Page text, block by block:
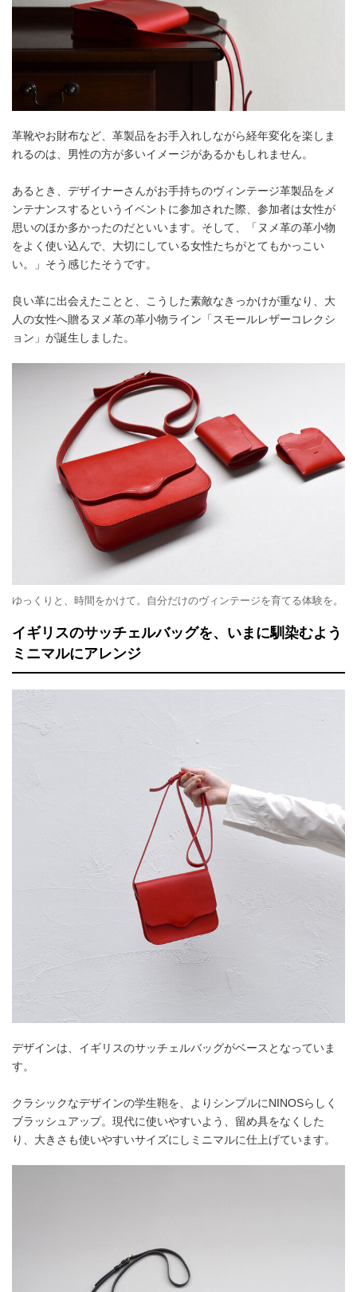
革靴やお財布など、革製品をお手入れしながら経年変化を楽しま
れるのは、男性の方が多いイメージがあるかもしれません。
あるとき、デザイナーさんがお手持ちのヴィンテージ革製品をメ
ンテナンスするというイベントに参加された際、参加者は女性が
思いのほか多かったのだといいます。そして、「ヌメ革の革小物
をよく使い込んで、大切にしている女性たちがとてもかっこい
い。」そう感じたそうです。
良い革に出会えたことと、こうした素敵なきっかけが重なり、大
人の女性へ贈るヌメ革の革小物ライン「スモールレザーコレクシ
ョン」が誕生しました。
ゆっくりと、時間をかけて。自分だけのヴィンテージを育てる体験を。
イギリスのサッチェルバッグを、いまに馴染むよう
ミニマルにアレンジ
デザインは、イギリスのサッチェルバッグがベースとなっていま
す。
クラシックなデザインの学生鞄を、よりシンプルにNINOSらしく
ブラッシュアップ。現代に使いやすいよう、留め具をなくした
り、大きさも使いやすいサイズにしミニマルに仕上げています。